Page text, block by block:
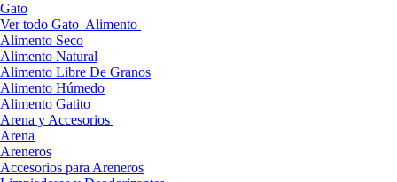
Gato
Ver todo Gato Alimento
Alimento Seco
Alimento Natural
Alimento Libre De Granos
Alimento Húmedo
Alimento Gatito
Arena y Accesorios
Arena
Areneros
Accesorios para Areneros